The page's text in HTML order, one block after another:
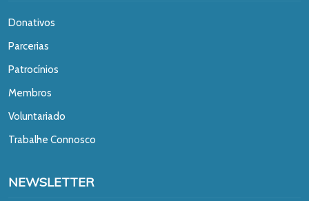
Donativos
Parcerias
Patrocínios
Membros
Voluntariado
Trabalhe Connosco
NEWSLETTER